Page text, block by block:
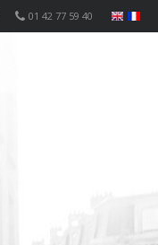
01 42 77 59 40